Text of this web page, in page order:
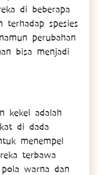
di beberapa
terhadap spesies
perubahan
bisa menjadi
kekel adalah
di dada
menempel
terbawa
warna dan